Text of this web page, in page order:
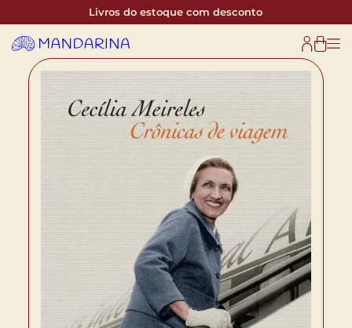
Livros do estoque com desconto